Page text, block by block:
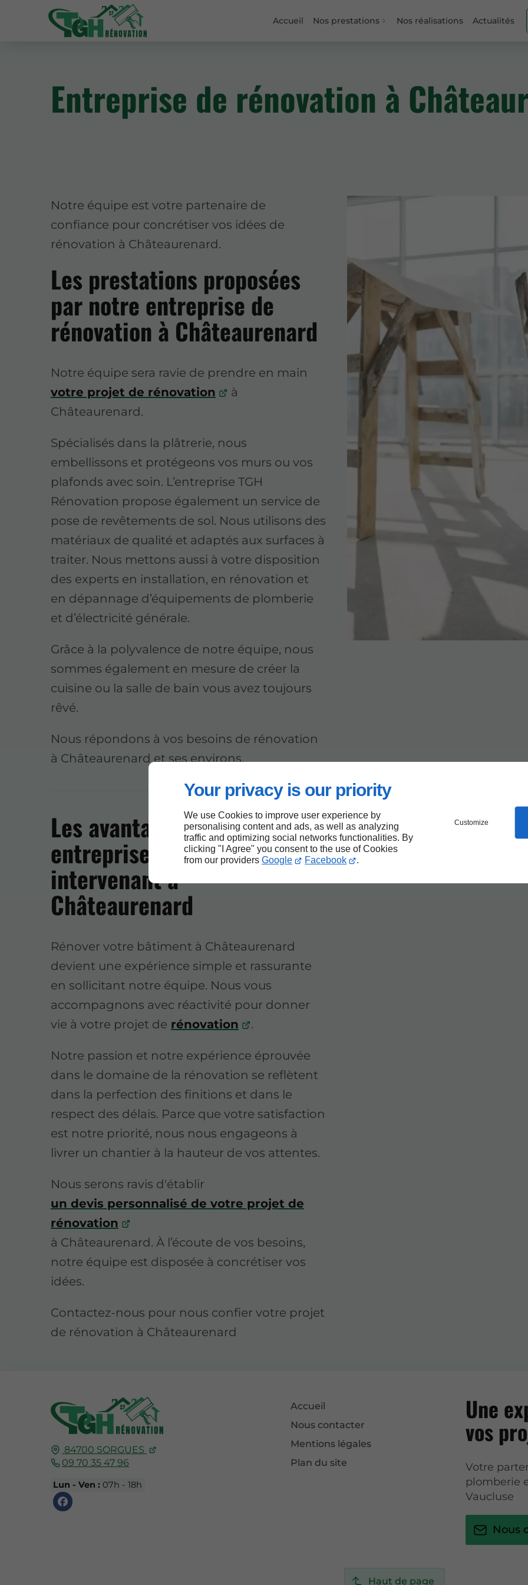
Your privacy is our priority
We use Cookies to improve user experience by
personalising content and ads, as well as analyzing
traffic and optimizing social networks functionalities. By
clicking "I Agree" you consent to the use of Cookies
from our providers Google Facebook .
Customize
Accueil Nos prestations Nos réalisations Actualités
Entreprise de rénovation à
Notre équipe est votre partenaire de
confiance pour concrétiser vos idées de
rénovation à Châteaurenard.
Les prestations proposées
par notre entreprise de
rénovation à Châteaurenard
Notre équipe sera ravie de prendre en main
votre projet de rénovation
à
Châteaurenard.
Spécialisés dans la plâtrerie, nous
embellissons et protégeons vos murs ou vos
plafonds avec soin. L’entreprise TGH
Rénovation propose également un service de
pose de revêtements de sol. Nous utilisons des
matériaux de qualité et adaptés aux surfaces à
traiter. Nous mettons aussi à votre disposition
des experts en installation, en rénovation et
en dépannage d’équipements de plomberie
et d’électricité générale.
Grâce à la polyvalence de notre équipe, nous
sommes également en mesure de créer la
cuisine ou la salle de bain vous avez toujours
rêvé.
Nous répondons à vos besoins de rénovation
à Châteaurenard et ses environs.
Les avantages de notre
entreprise de rénovation
intervenant à
Châteaurenard
Rénover votre bâtiment à Châteaurenard
devient une expérience simple et rassurante
en sollicitant notre équipe. Nous vous
accompagnons avec réactivité pour donner
vie à votre projet de rénovation .
Notre passion et notre expérience éprouvée
dans le domaine de la rénovation se reflètent
dans la perfection des finitions et dans le
respect des délais. Parce que votre satisfaction
est notre priorité, nous nous engageons à
livrer un chantier à la hauteur de vos attentes.
Nous serons ravis d'établir
un devis personnalisé de votre projet de
rénovation
à Châteaurenard. À l’écoute de vos besoins,
notre équipe est disposée à concrétiser vos
idées.
Contactez-nous pour nous confier votre projet
de rénovation à Châteaurenard
84700 SORGUES
09 70 35 47 96
Lun - Ven : 07h - 18h
Accueil
Nous contacter
Mentions légales
Plan du site
Une
vos
Votre
plomberie
Vaucluse
Nous
Haut de page